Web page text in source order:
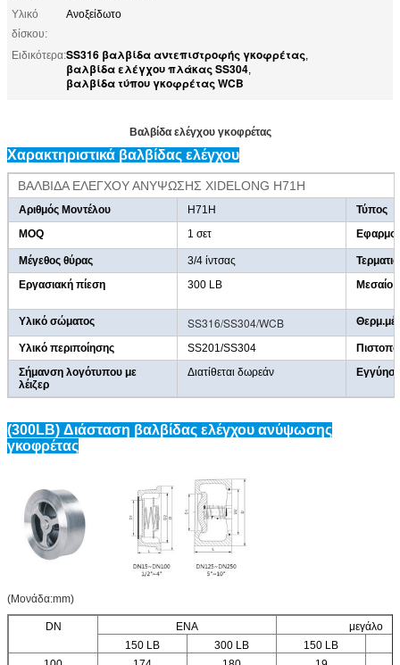
Υλικό
δίσκου:
Ανοξείδωτο
Ειδικότερα:SS316 βαλβίδα αντεπιστροφής γκοφρέτας,
βαλβίδα ελέγχου πλάκας SS304,
βαλβίδα τύπου γκοφρέτας WCB
Βαλβίδα ελέγχου γκοφρέτας
Χαρακτηριστικά βαλβίδας ελέγχου
ΒΑΛΒΙΔΑ ΕΛΕΓΧΟΥ ΑΝΥΨΩΣΗΣ XIDELONG H71H
Αριθμός Μοντέλου H71H
Τύπος
MOQ
1 σετ
Μέγεθος θύρας 3/4 ίντσας
Εργασιακή πίεση
300 LB Μεσαίο
Υλικό σώματος SS316/SS304/WCB
Υλικό περιποίησης SS201/SS304
Σήμανση λογότυπου με
λέιζερ
Διατίθεται δωρεάν
(300LB) Διάσταση βαλβίδας ελέγχου ανύψωσης
γκοφρέτας
(Μονάδα:mm)
DN ΕΝΑ
μεγάλο
150 LB
300 LB 150 LB